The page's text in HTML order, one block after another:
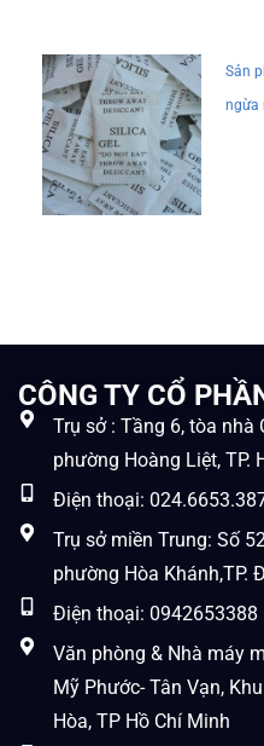
Sản
ngừa
CÔNG TY CỔ
Trụ sở : Tầng 6, tòa
phường Hoàng Liệt, TP.
Điện thoại:
Trụ sở miền Trung: Số
phường Hòa Khánh,TP.
Điện thoại: 0942653388
Văn phòng & Nhà máy
Mỹ Phước- Tân Vạn,
Hòa, TP Hồ Chí Minh